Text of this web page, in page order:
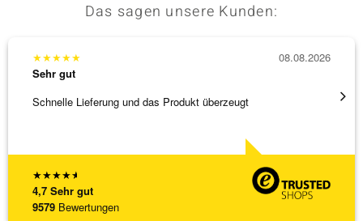
Das sagen unsere Kunden:
★★★★★
4,7 Sehr gut
9579 Bewertungen
★★★★★
Sehr gut
Schnelle Lieferung und das Produkt überzeugt
08.08.2026